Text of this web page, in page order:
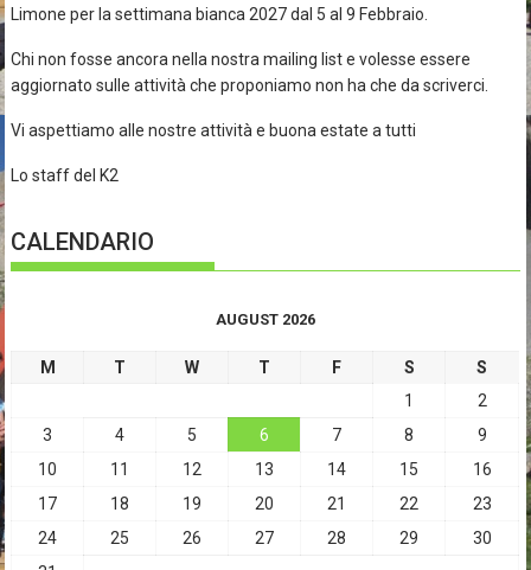
Limone per la settimana bianca 2027 dal 5 al 9 Febbraio.
Chi non fosse ancora nella nostra mailing list e volesse essere
aggiornato sulle attività che proponiamo non ha che da scriverci.
Vi aspettiamo alle nostre attività e buona estate a tutti
Lo staff del K2
CALENDARIO
AUGUST 2026
M T W T F S
S
1
2
3
4 5 6 7 8
9
10
11 12 13 14 15
16
17
18 19 20 21 22
23
24
25 26 27 28 29
30